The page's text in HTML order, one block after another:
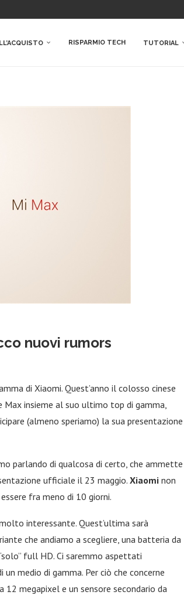
RISPARMIO TECH TUTORIAL
nuovi rumors
di Xiaomi. Quest’anno il colosso cinese
insieme al suo ultimo top di gamma,
(almeno speriamo) la sua presentazione
parlando di qualcosa di certo, che ammette
ufficiale il 23 maggio. Xiaomi non
fra meno di 10 giorni.
interessante. Quest’ultima sarà
che andiamo a scegliere, una batteria da
full HD. Ci saremmo aspettati
medio di gamma. Per ciò che concerne
megapixel e un sensore secondario da